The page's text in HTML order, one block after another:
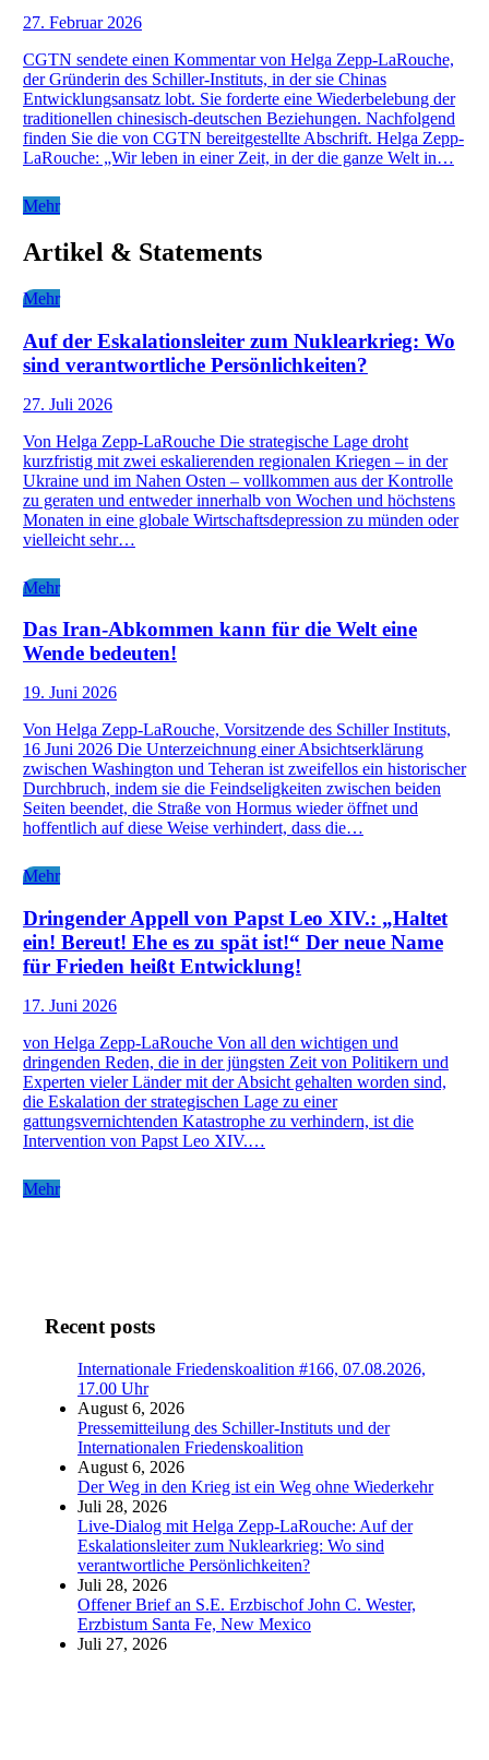
27. Februar 2026
CGTN sendete einen Kommentar von Helga Zepp-LaRouche,
der Gründerin des Schiller-Instituts, in der sie Chinas
Entwicklungsansatz lobt. Sie forderte eine Wiederbelebung der
traditionellen chinesisch-deutschen Beziehungen. Nachfolgend
finden Sie die von CGTN bereitgestellte Abschrift. Helga Zepp-
LaRouche: „Wir leben in einer Zeit, in der die ganze Welt in…
Mehr
Artikel & Statements
Mehr
Auf der Eskalationsleiter zum Nuklearkrieg: Wo
sind verantwortliche Persönlichkeiten?
27. Juli 2026
Von Helga Zepp-LaRouche Die strategische Lage droht
kurzfristig mit zwei eskalierenden regionalen Kriegen – in der
Ukraine und im Nahen Osten – vollkommen aus der Kontrolle
zu geraten und entweder innerhalb von Wochen und höchstens
Monaten in eine globale Wirtschaftsdepression zu münden oder
vielleicht sehr…
Mehr
Das Iran-Abkommen kann für die Welt eine
Wende bedeuten!
19. Juni 2026
Von Helga Zepp-LaRouche, Vorsitzende des Schiller Instituts,
16 Juni 2026 Die Unterzeichnung einer Absichtserklärung
zwischen Washington und Teheran ist zweifellos ein historischer
Durchbruch, indem sie die Feindseligkeiten zwischen beiden
Seiten beendet, die Straße von Hormus wieder öffnet und
hoffentlich auf diese Weise verhindert, dass die…
Mehr
Dringender Appell von Papst Leo XIV.: „Haltet
ein! Bereut! Ehe es zu spät ist!“ Der neue Name
für Frieden heißt Entwicklung!
17. Juni 2026
von Helga Zepp-LaRouche Von all den wichtigen und
dringenden Reden, die in der jüngsten Zeit von Politikern und
Experten vieler Länder mit der Absicht gehalten worden sind,
die Eskalation der strategischen Lage zu einer
gattungsvernichtenden Katastrophe zu verhindern, ist die
Intervention von Papst Leo XIV.…
Mehr
Recent posts
Internationale Friedenskoalition #166, 07.08.2026,
17.00 Uhr
August 6, 2026
Pressemitteilung des Schiller-Instituts und der
Internationalen Friedenskoalition
August 6, 2026
Der Weg in den Krieg ist ein Weg ohne Wiederkehr
Juli 28, 2026
Live-Dialog mit Helga Zepp-LaRouche: Auf der
Eskalationsleiter zum Nuklearkrieg: Wo sind
verantwortliche Persönlichkeiten?
Juli 28, 2026
Offener Brief an S.E. Erzbischof John C. Wester,
Erzbistum Santa Fe, New Mexico
Juli 27, 2026